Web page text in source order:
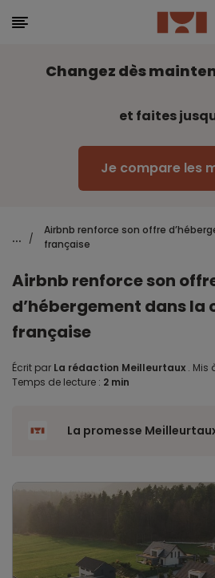
Changez dès
et faites
Je compare les
... /
Airbnb renforce son offre
française
Airbnb renforce son
d’hébergement dans la
française
Écrit par La rédaction Meilleurtaux . Mis
Temps de lecture : 2 min
La promesse